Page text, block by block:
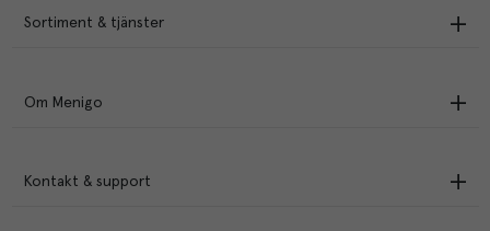
Sortiment & tjänster
Om Menigo
Kontakt & support